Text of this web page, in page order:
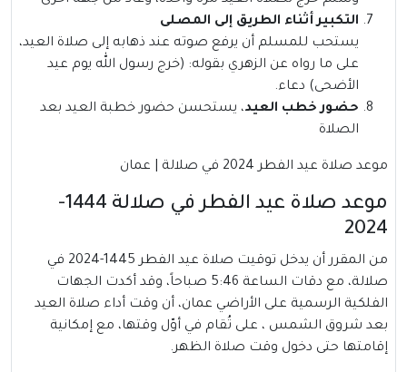
التكبير أثناء الطريق إلى المصلى
يستحب للمسلم أن يرفع صوته عند ذهابه إلى صلاة العيد،
على ما رواه عن الزهري بقوله: (خرج رسول الله يوم عيد
الأضحى) دعاء.
حضور خطب العيد، يستحسن حضور خطبة العيد بعد
الصلاة
موعد صلاة عيد الفطر 2024 في صلالة | عمان
موعد صلاة عيد الفطر في صلالة 1444-
2024
من المقرر أن يدخل توقيت صلاة عيد الفطر 1445-2024 في
صلالة، مع دقات الساعة 5:46 صباحاً، وقد أكدت الجهات
الفلكية الرسمية على الأراضي عمان، أن وقت أداء صلاة العيد
بعد شروق الشمس ، على تُقام في أوّل وقتها، مع إمكانية
إقامتها حتى دخول وقت صلاة الظهر.